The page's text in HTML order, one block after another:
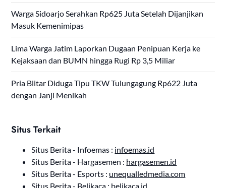
Warga Sidoarjo Serahkan Rp625 Juta Setelah Dijanjikan
Masuk Kemenimipas
Lima Warga Jatim Laporkan Dugaan Penipuan Kerja ke
Kejaksaan dan BUMN hingga Rugi Rp 3,5 Miliar
Pria Blitar Diduga Tipu TKW Tulungagung Rp622 Juta
dengan Janji Menikah
Situs Terkait
Situs Berita - Infoemas : infoemas.id
Situs Berita - Hargasemen : hargasemen.id
Situs Berita - Esports : unequalledmedia.com
Situs Berita - Belikaca : belikaca.id